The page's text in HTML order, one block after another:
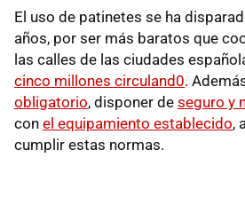
El uso de patinetes se ha
años, por ser más baratos que
las calles de las ciudades
cinco millones circuland0.
obligatorio, disponer de seguro y
con el equipamiento establecido,
cumplir estas normas.